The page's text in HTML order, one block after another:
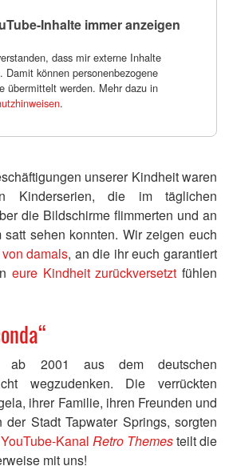
Inhalte immer anzeigen
dass mir externe Inhalte
Damit können personenbezogene
übermittelt werden. Mehr dazu in
.
unserer Kindheit waren
Kinderserien, die im täglichen
die Bildschirme flimmerten und an
sehen konnten. Wir zeigen euch
damals, an die ihr euch garantiert
eure Kindheit zurückversetzt fühlen
ab 2001 aus dem deutschen
wegzudenken. Die verrückten
ihrer Familie, ihren Freunden und
Stadt Tapwater Springs, sorgten
YouTube-Kanal Retro Themesteilt die
mit uns!